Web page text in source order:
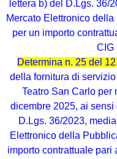
lettera b) del D.Lgs. 36/
Mercato Elettronico
per un importo
CIG
Determina n. 25 del
della fornitura di
Teatro San Carlo per
dicembre 2025, ai sensi
D.Lgs. 36/2023,
Elettronico della
importo contrattuale pari